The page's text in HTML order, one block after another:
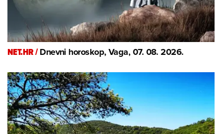
NET.HR /Dnevni horoskop, Vaga, 07. 08. 2026.